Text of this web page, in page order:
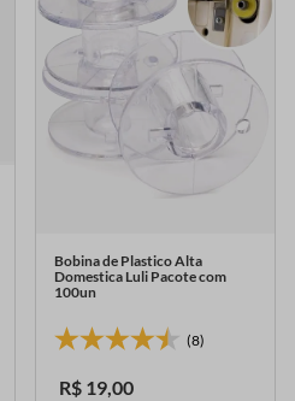
Bobina de Plastico Alta
Domestica Luli Pacote com
100un
(8)
R$ 19,00